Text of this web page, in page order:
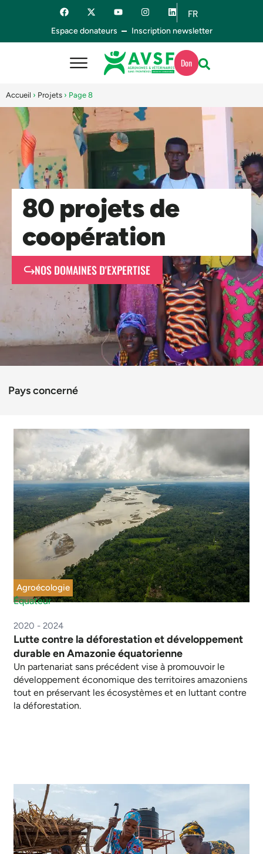
FR
ES
Espace donateurs Inscription newsletter
Don
Accueil › Projets › Page 8
80 projets de
coopération
NOS DOMAINES D'EXPERTISE
Pays concerné
Agroécologie
Équateur
2020 - 2024
Lutte contre la déforestation et développement
durable en Amazonie équatorienne
Un partenariat sans précédent vise à promouvoir le
développement économique des territoires amazoniens
tout en préservant les écosystèmes et en luttant contre
la déforestation.